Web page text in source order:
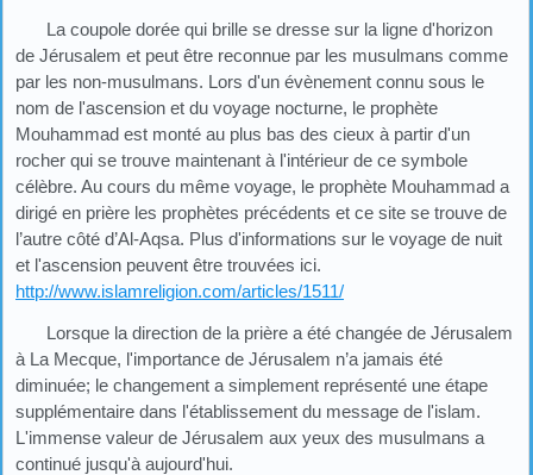
La coupole dorée qui brille se dresse sur la ligne d'horizon
de Jérusalem et peut être reconnue par les musulmans comme
par les non-musulmans. Lors d'un évènement connu sous le
nom de l'ascension et du voyage nocturne, le prophète
Mouhammad est monté au plus bas des cieux à partir d'un
rocher qui se trouve maintenant à l'intérieur de ce symbole
célèbre. Au cours du même voyage, le prophète Mouhammad a
dirigé en prière les prophètes précédents et ce site se trouve de
l’autre côté d’Al-Aqsa. Plus d'informations sur le voyage de nuit
et l'ascension peuvent être trouvées ici.
http://www.islamreligion.com/articles/1511/
Lorsque la direction de la prière a été changée de Jérusalem
à La Mecque, l'importance de Jérusalem n’a jamais été
diminuée; le changement a simplement représenté une étape
supplémentaire dans l'établissement du message de l'islam.
L'immense valeur de Jérusalem aux yeux des musulmans a
continué jusqu'à aujourd'hui.